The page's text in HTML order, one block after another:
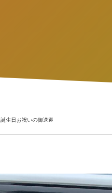
誕生日お祝いの御送迎